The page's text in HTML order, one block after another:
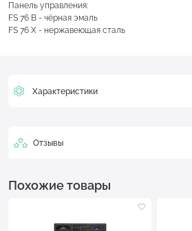
Панель управления:
FS 76 B - чёрная эмаль
FS 76 X - нержавеющая сталь
Характеристики
Отзывы
Похожие товары